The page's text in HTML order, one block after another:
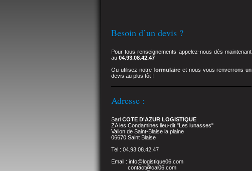
Besoin d’un devis ?
Pour tous renseignements appelez-nous dès maintenant
au 04.93.08.42.47
Ou utilisez notreformulaire et nous vous renverrons un
devis au plus tôt !
Adresse :
Sarl COTE D'AZUR LOGISTIQUE
ZA les Condamines lieu-dit "Les lunasses"
Vallon de Saint-Blaise la plaine
06670 Saint Blaise
Tel : 04.93.08.42.47
Email : info@logistique06.com
contact@cal06.com